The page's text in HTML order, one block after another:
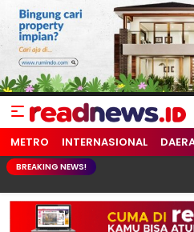
readnews.id
Berita Terkini, Update Terbaru
METRO INTERNASIONAL
BREAKING NEWS!